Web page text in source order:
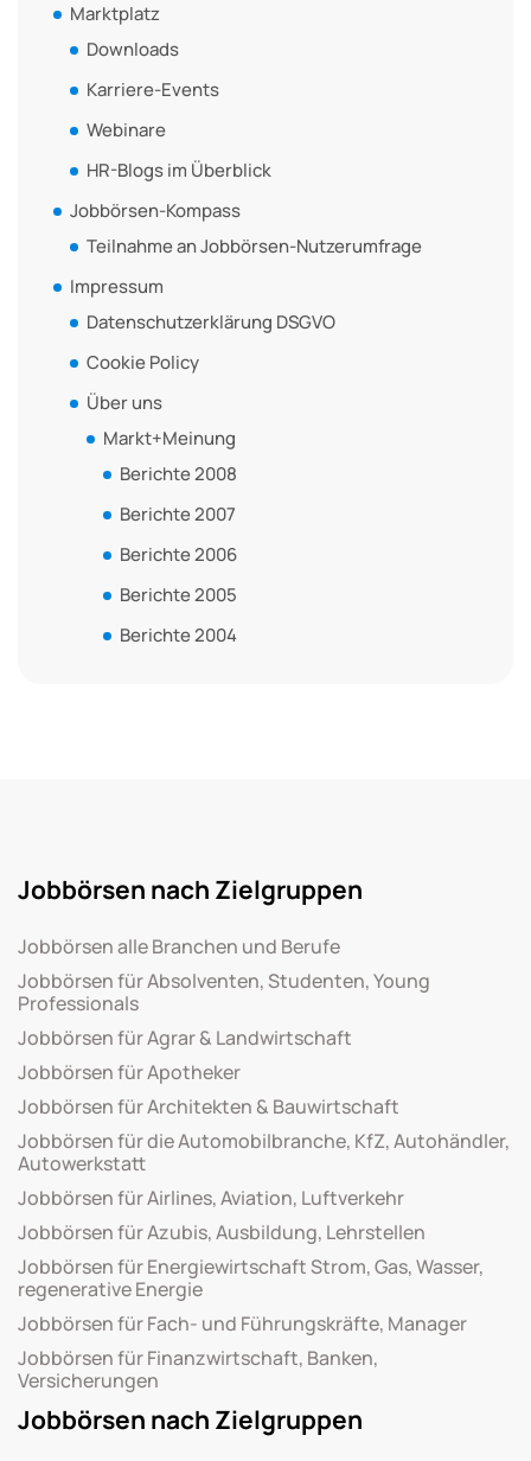
Marktplatz
Downloads
Karriere-Events
Webinare
HR-Blogs im Überblick
Jobbörsen-Kompass
Teilnahme an Jobbörsen-Nutzerumfrage
Impressum
Datenschutzerklärung DSGVO
Cookie Policy
Über uns
Markt+Meinung
Berichte 2008
Berichte 2007
Berichte 2006
Berichte 2005
Berichte 2004
Jobbörsen nach Zielgruppen
Jobbörsen alle Branchen und Berufe
Jobbörsen für Absolventen, Studenten, Young
Professionals
Jobbörsen für Agrar & Landwirtschaft
Jobbörsen für Apotheker
Jobbörsen für Architekten & Bauwirtschaft
Jobbörsen für die Automobilbranche, KfZ, Autohändler,
Autowerkstatt
Jobbörsen für Airlines, Aviation, Luftverkehr
Jobbörsen für Azubis, Ausbildung, Lehrstellen
Jobbörsen für Energiewirtschaft Strom, Gas, Wasser,
regenerative Energie
Jobbörsen für Fach- und Führungskräfte, Manager
Jobbörsen für Finanzwirtschaft, Banken,
Versicherungen
Jobbörsen nach Zielgruppen